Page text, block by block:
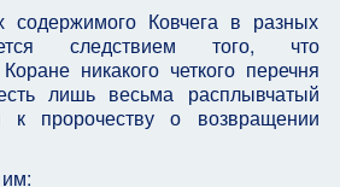
содержимого Ковчега в разных
следствием того, что
никакого четкого перечня
лишь весьма расплывчатый
к пророчеству о возвращении